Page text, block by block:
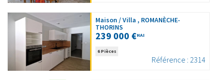
Maison / Villa , ROMANÈCHE-
THORINS
239 000 €HAI
6 Pièces
Référence : 2314